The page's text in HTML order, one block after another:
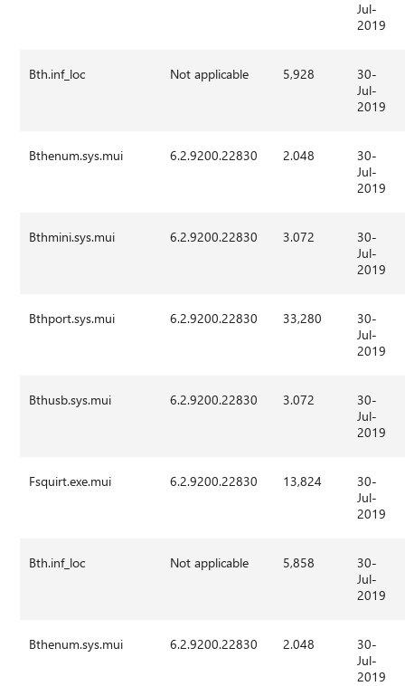
Jul-
2019
Bth.inf_loc Not applicable 5,928
30-
Jul-
2019
Bthenum.sys.mui 6.2.9200.22830 2.048
30-
Jul-
2019
Bthmini.sys.mui 6.2.9200.22830 3.072
30-
Jul-
2019
Bthport.sys.mui 6.2.9200.22830 33,280
30-
Jul-
2019
Bthusb.sys.mui 6.2.9200.22830 3.072
30-
Jul-
2019
Fsquirt.exe.mui 6.2.9200.22830 13,824
30-
Jul-
2019
Bth.inf_loc Not applicable 5,858
30-
Jul-
2019
Bthenum.sys.mui 6.2.9200.22830 2.048
30-
Jul-
2019